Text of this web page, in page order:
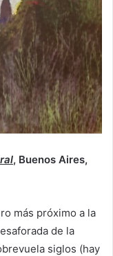
, Buenos Aires,
más próximo a la
de la
siglos (hay